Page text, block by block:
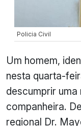
Policia Civil
Um homem,
nesta quarta-
descumprir
companheira.
regional Dr.